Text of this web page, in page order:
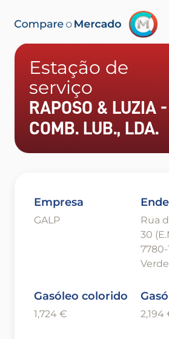
Estação de
serviço
RAPOSO & LUZIA -
COMB. LUB., LDA.
Empresa
GALP
Rua
30
7780-
Verde
Gasóleo colorido
1,724 € 2,194